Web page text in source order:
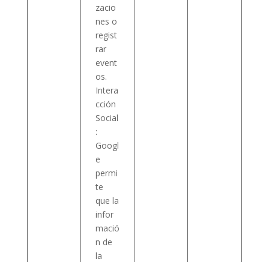
zacio
nes o
regist
rar
event
os.
Intera
cción
Social
:
Googl
e
permi
te
que la
infor
mació
n de
la